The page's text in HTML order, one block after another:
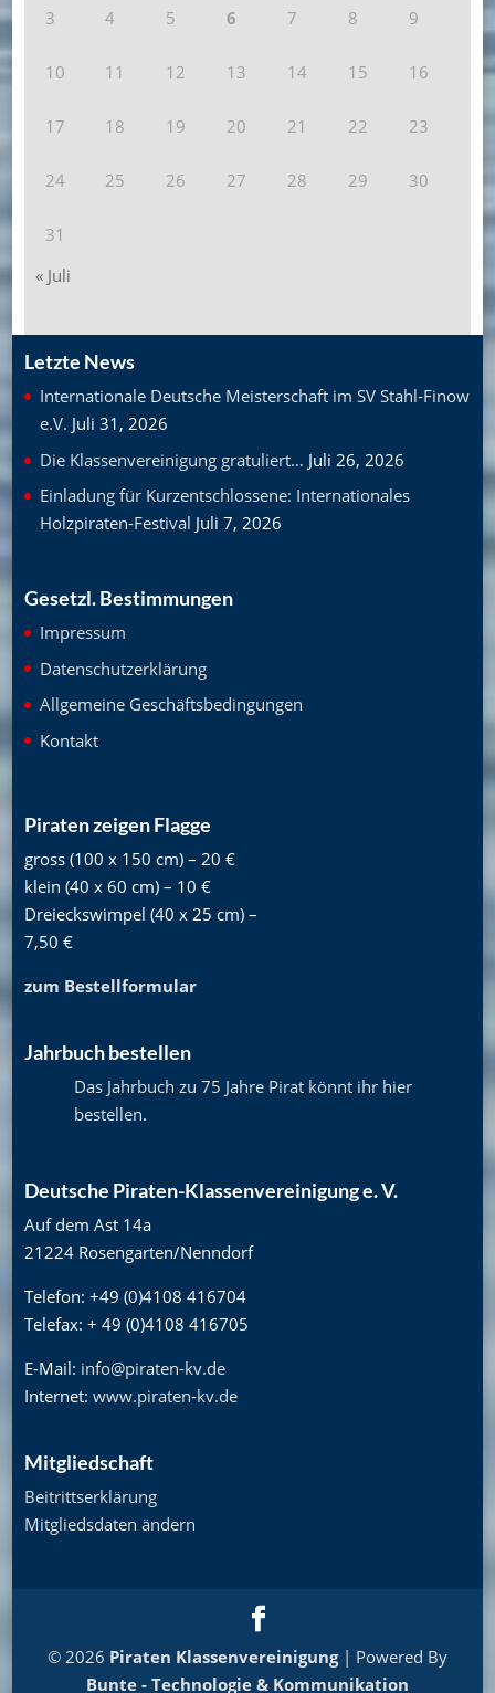
3 4 5 6 7 8 9
10 11 12 13 14 15 16
17 18 19 20 21 22 23
24 25 26 27 28 29 30
31
« Juli
Letzte News
Internationale Deutsche Meisterschaft im SV Stahl-Finow
e.V. Juli 31, 2026
Die Klassenvereinigung gratuliert… Juli 26, 2026
Einladung für Kurzentschlossene: Internationales
Holzpiraten-Festival Juli 7, 2026
Gesetzl. Bestimmungen
Impressum
Datenschutzerklärung
Allgemeine Geschäftsbedingungen
Kontakt
Piraten zeigen Flagge
gross (100 x 150 cm) – 20 €
klein (40 x 60 cm) – 10 €
Dreieckswimpel (40 x 25 cm) –
7,50 €
zum Bestellformular
Jahrbuch bestellen
Das Jahrbuch zu 75 Jahre Pirat könnt ihr hier
bestellen.
Deutsche Piraten-Klassenvereinigung e. V.
Auf dem Ast 14a
21224 Rosengarten/Nenndorf
Telefon: +49 (0)4108 416704
Telefax: + 49 (0)4108 416705
E-Mail: info@piraten-kv.de
Internet: www.piraten-kv.de
Mitgliedschaft
Beitrittserklärung
Mitgliedsdaten ändern
© 2026 Piraten Klassenvereinigung| Powered By
Bunte - Technologie & Kommunikation